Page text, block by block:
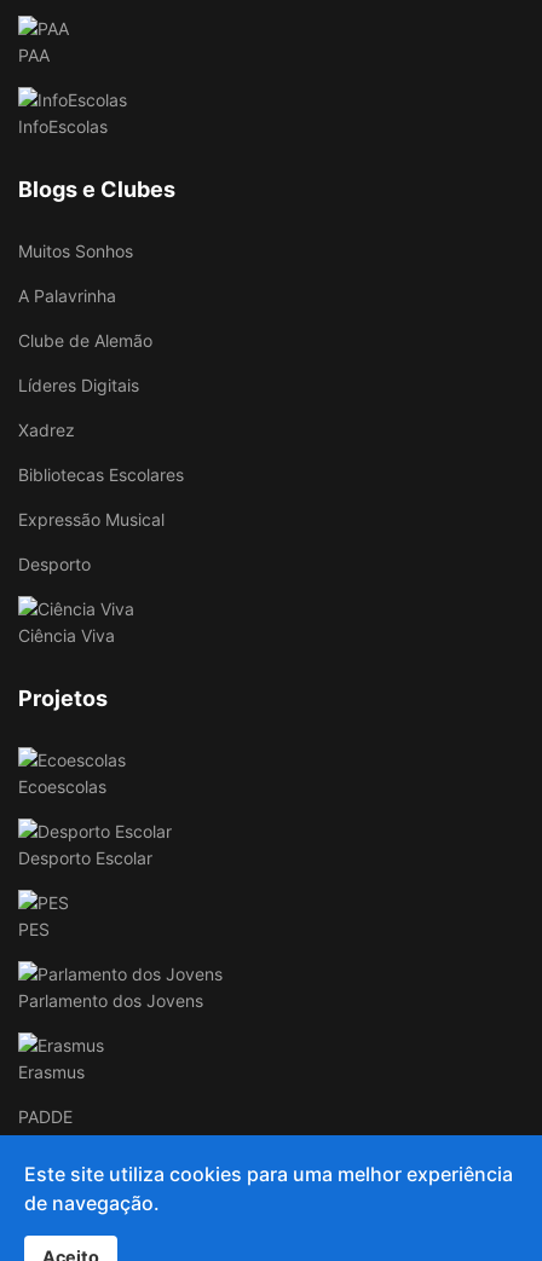
PAA
InfoEscolas
Blogs e Clubes
Muitos Sonhos
A Palavrinha
Clube de Alemão
Líderes Digitais
Xadrez
Bibliotecas Escolares
Expressão Musical
Desporto
Ciência Viva
Projetos
Ecoescolas
Desporto Escolar
PES
Parlamento dos Jovens
Erasmus
PADDE
© 2020 and Beyond AECC
Este site utiliza cookies para uma melhor experiência
de navegação.
Aceito